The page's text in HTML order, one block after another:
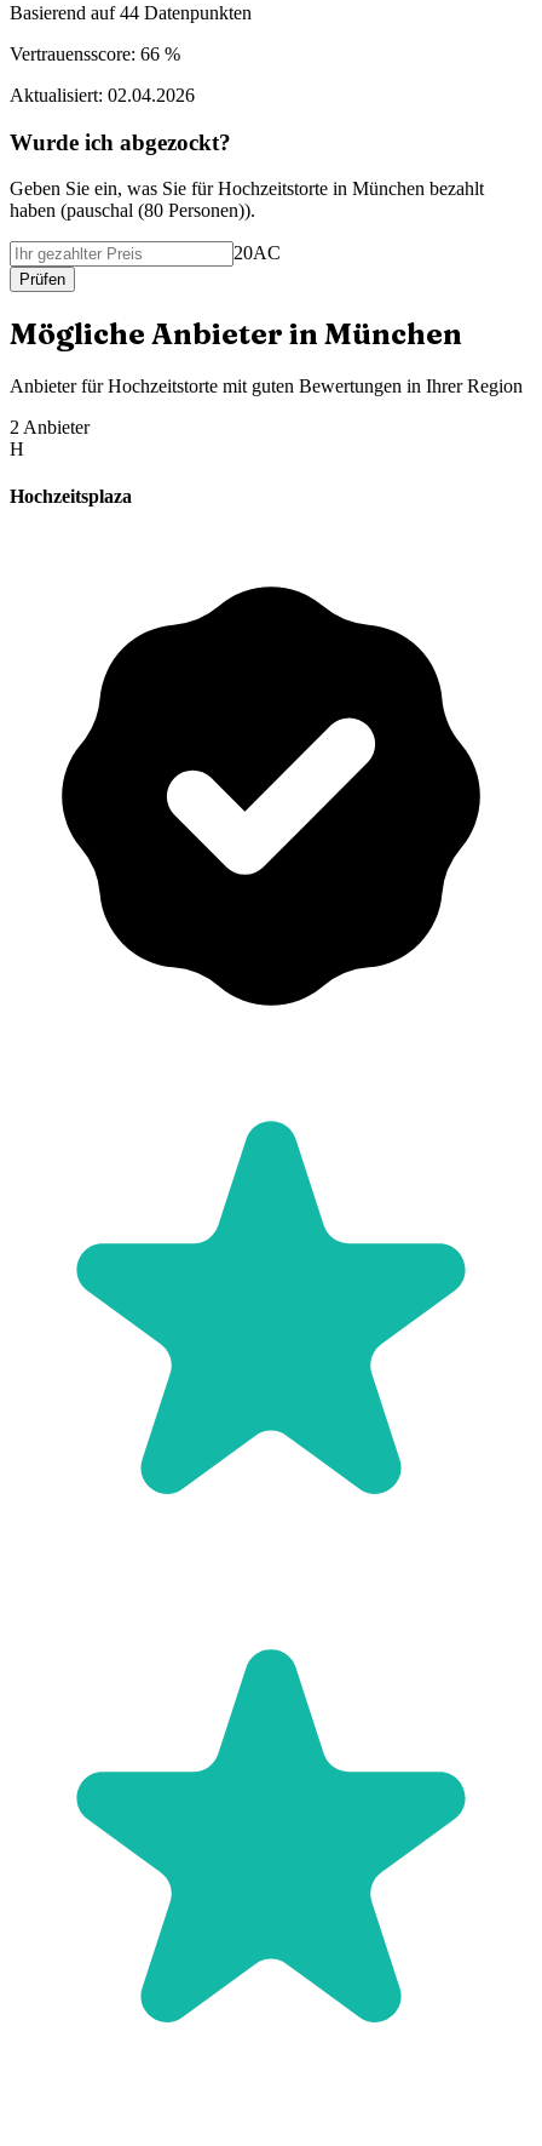
Basierend auf44 Datenpunkten
Vertrauensscore: 66 %
Aktualisiert: 02.04.2026
Wurde ich abgezockt?
Geben Sie ein, was Sie fürHochzeitstorte in München bezahlt
haben (pauschal (80 Personen)).
20AC
Prüfen
Mögliche Anbieter inMünchen
Anbieter fürHochzeitstorte mit guten Bewertungen in Ihrer Region
2 Anbieter
H
Hochzeitsplaza